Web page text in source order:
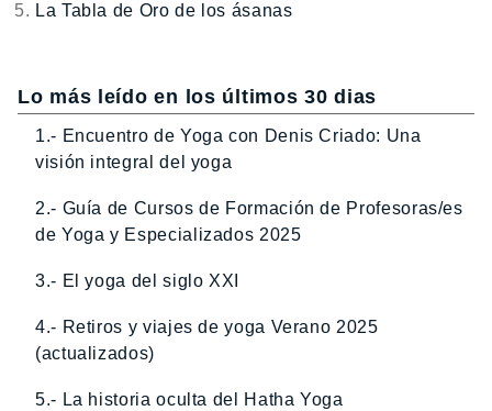
La Tabla de Oro de los ásanas
Lo más leído en los últimos 30 dias
1.- Encuentro de Yoga con Denis Criado: Una
visión integral del yoga
2.- Guía de Cursos de Formación de Profesoras/es
de Yoga y Especializados 2025
3.- El yoga del siglo XXI
4.- Retiros y viajes de yoga Verano 2025
(actualizados)
5.- La historia oculta del Hatha Yoga